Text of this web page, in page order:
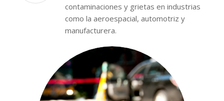
contaminaciones y grietas en industrias
como la aeroespacial, automotriz y
manufacturera.